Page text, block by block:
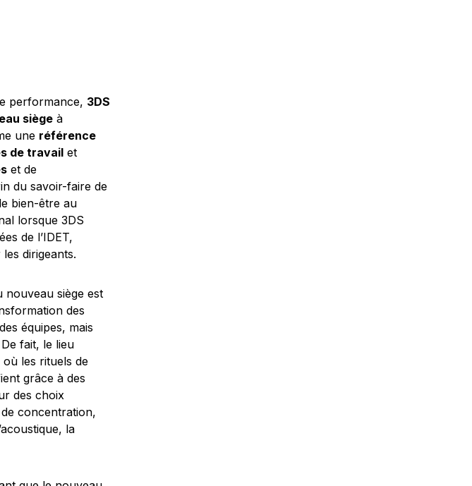
performance, 3DS
siège à
une référence
de travail et
et de
du savoir-faire de
bien-être au
lorsque 3DS
de l’IDET,
dirigeants.
nouveau siège est
des
équipes, mais
fait, le lieu
où les rituels de
grâce à des
des choix
concentration,
la